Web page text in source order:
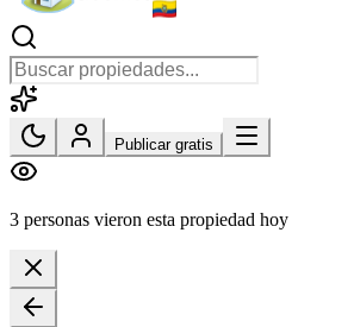
Publicar gratis
3 personas vieron esta propiedad hoy